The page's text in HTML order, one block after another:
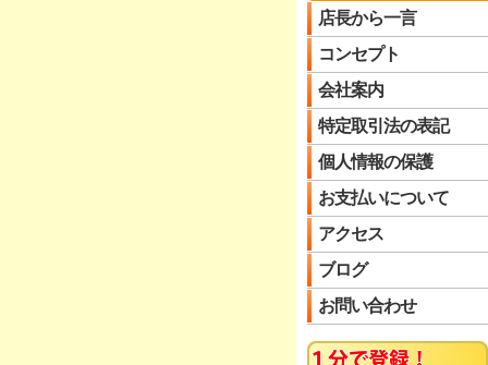
店長から一言
コンセプト
会社案内
特定取引法の表記
個人情報の保護
お支払いについて
アクセス
ブログ
お問い合わせ